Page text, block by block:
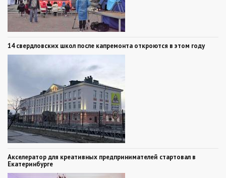
14 свердловских школ после капремонта откроются в этом году
Акселератор для креативных предпринимателей стартовал в
Екатеринбурге